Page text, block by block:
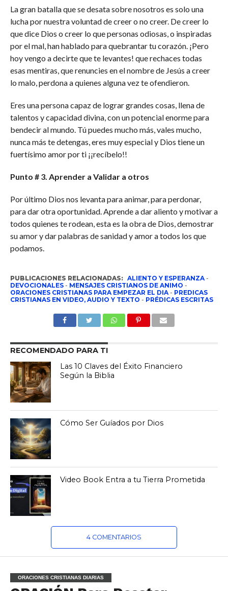
La gran batalla que se desata sobre nosotros es solo una
lucha por nuestra voluntad de creer o no creer. De creer lo
que dice Dios o creer lo que personas odiosas, o inspiradas
por el mal, han hablado para quebrantar tu corazón. ¡Pero
hoy vengo a decirte que te levantes! que rechaces todas
esas mentiras, que renuncies en el nombre de Jesús a creer
lo malo, perdona a quienes alguna vez te ofendieron.
Eres una persona capaz de lograr grandes cosas, llena de
talentos y capacidad divina, con un potencial enorme para
bendecir al mundo. Tú puedes mucho más, vales mucho,
nunca más te detengas, eres muy especial y Dios tiene un
fuertísimo amor por ti ¡¡recíbelo!!
Punto # 3. Aprender a Validar a otros
Por último Dios nos levanta para animar, para perdonar,
para dar otra oportunidad. Aprende a dar aliento y motivar a
todos quienes te rodean, esta es la obra de Dios, demostrar
su amor y dar palabras de sanidad y amor a todos los que
podamos.
PUBLICACIONES RELACIONADAS: ALIENTO Y ESPERANZA-
DEVOCIONALES- MENSAJES CRISTIANOS DE ANIMO -
ORACIONES CRISTIANAS PARA EMPEZAR EL DIA- PREDICAS
CRISTIANAS EN VIDEO, AUDIO Y TEXTO - PRÉDICAS ESCRITAS
RECOMENDADO PARA TI
Las 10 Claves del Éxito Financiero
Según la Biblia
Cómo Ser Guíados por Dios
Video Book Entra a tu Tierra Prometida
4 COMENTARIOS
ORACIONES CRISTIANAS DIARIAS